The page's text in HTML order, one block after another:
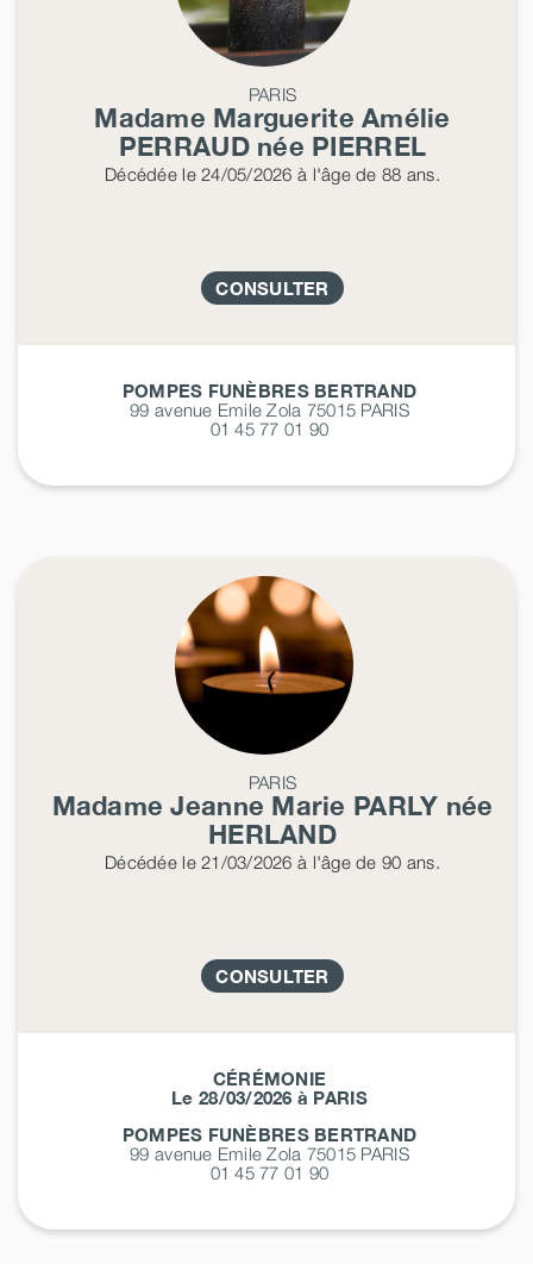
PARIS
Madame Marguerite Amélie
PERRAUDnée PIERREL
Décédéele 24/05/2026 à l'âge de 88 ans.
CONSULTER
POMPES FUNÈBRES BERTRAND
99 avenue Emile Zola 75015 PARIS
01 45 77 01 90
PARIS
Madame Jeanne Marie PARLY née
HERLAND
Décédéele 21/03/2026 à l'âge de 90 ans.
CONSULTER
CÉRÉMONIE
Le 28/03/2026 à PARIS
POMPES FUNÈBRES BERTRAND
99 avenue Emile Zola 75015 PARIS
01 45 77 01 90